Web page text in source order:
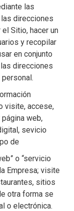
las
direcciones
Sitio, hacer un
y recopilar
en conjunto
direcciones
visite, accese,
web,
sevicio
de
o “servicio
Empresa; visite
sitios
otra forma se
o electrónica.